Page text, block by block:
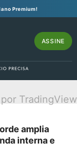
Premium!
ASSINE
por TradingView
amplia
interna e